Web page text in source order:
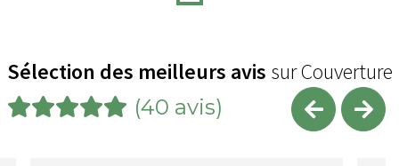
Sélection des meilleurs avis sur Couverture
(40 avis)